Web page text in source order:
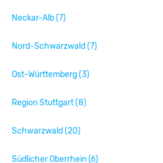
Neckar-Alb (7)
Nord-Schwarzwald (7)
Ost-Württemberg (3)
Region Stuttgart (8)
Schwarzwald (20)
Südlicher Oberrhein (6)